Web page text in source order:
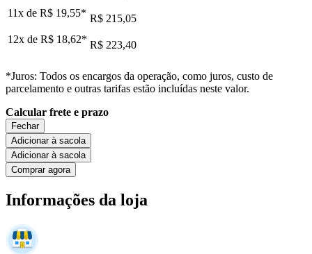
11x de R$ 19,55* R$ 215,05
12x de R$ 18,62* R$ 223,40
*Juros: Todos os encargos da operação, como juros, custo de
parcelamento e outras tarifas estão incluídas neste valor.
Calcular frete e prazo
Fechar
Adicionar à sacola
Adicionar à sacola
Comprar agora
Informações da loja